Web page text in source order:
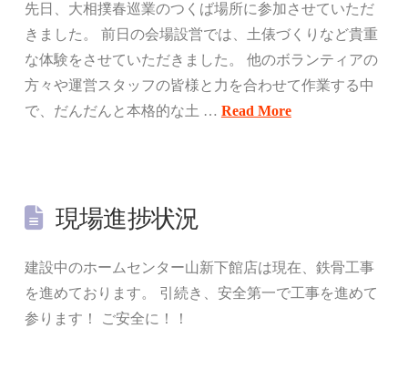
先日、大相撲春巡業のつくば場所に参加させていただ
きました。 前日の会場設営では、土俵づくりなど貴重
な体験をさせていただきました。 他のボランティアの
方々や運営スタッフの皆様と力を合わせて作業する中
で、だんだんと本格的な土 … Read More
現場進捗状況
建設中のホームセンター山新下館店は現在、鉄骨工事
を進めております。 引続き、安全第一で工事を進めて
参ります！ ご安全に！！